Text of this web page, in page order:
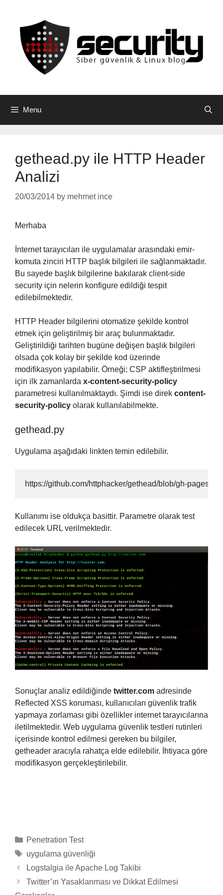
content
Menu
gethead.py ile HTTP Header
Analizi
20/03/2014 by mehmet ince
Merhaba
İnternet tarayıcıları ile uygulamalar arasındaki emir-
komuta zinciri HTTP başlık bilgileri ile sağlanmaktadır.
Bu sayede başlık bilgilerine bakılarak client-side
security için nelerin konfigure edildiği tespit
edilebilmektedir.
HTTP Header bilgilerini otomatize şekilde kontrol
etmek için geliştirilmiş bir araç bulunmaktadır.
Geliştirildiği tarihten bugüne değişen başlık bilgileri
olsada çok kolay bir şekilde kod üzerinde
modifikasyon yapılabilir. Örneği; CSP aktifleştirilmesi
için ilk zamanlarda x-content-security-policy
parametresi kullanılmaktaydı. Şimdi ise direk content-
security-policy olarak kullanılabilmekte.
gethead.py
Uygulama aşağıdaki linkten temin edilebilir.
https://github.com/httphacker/gethead/blob/gh-pages/
Kullanımı ise oldukça basittir. Parametre olarak test
edilecek URL verilmektedir.
Sonuçlar analiz edildiğinde twitter.com adresinde
Reflected XSS koruması, kullanıcıları güvenlik trafik
yapmaya zorlaması gibi özellikler internet tarayıcılarına
iletilmektedir. Web uygulama güvenlik testleri rutinleri
içerisinde kontrol edilmesi gereken bu bilgiler,
getheader aracıyla rahatça elde edilebilir. İhtiyaca göre
modifikasyon gerçekleştirilebilir.
Categories
Penetration Test
Tags
uygulama güvenliği
Logstalgia ile Apache Log Takibi
Twitter’ın Yasaklanması ve Dikkat Edilmesi